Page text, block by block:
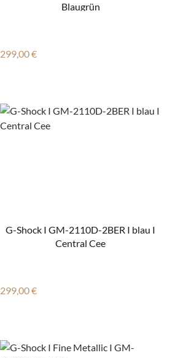
Blaugrün
Regulärer Preis:
299,00 €
G-Shock I GM-2110D-2BER I blau I
Central Cee
Regulärer Preis:
299,00 €